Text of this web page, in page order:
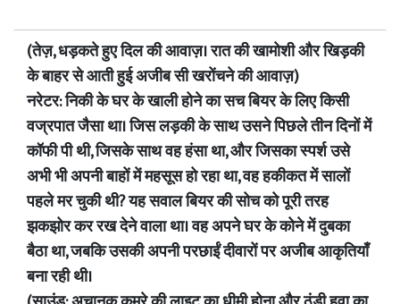
(तेज़, धड़कते हुए दिल की आवाज़। रात की खामोशी और खिड़की
के बाहर से आती हुई अजीब सी खरोंचने की आवाज़)
नरेटर: निकी के घर के खाली होने का सच बियर के लिए किसी
वज्रपात जैसा था। जिस लड़की के साथ उसने पिछले तीन दिनों में
कॉफी पी थी, जिसके साथ वह हंसा था, और जिसका स्पर्श उसे
अभी भी अपनी बाहों में महसूस हो रहा था, वह हकीकत में सालों
पहले मर चुकी थी? यह सवाल बियर की सोच को पूरी तरह
झकझोर कर रख देने वाला था। वह अपने घर के कोने में दुबका
बैठा था, जबकि उसकी अपनी परछाईं दीवारों पर अजीब आकृतियाँ
बना रही थी।